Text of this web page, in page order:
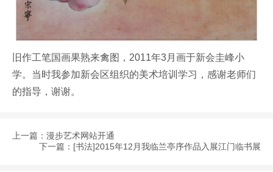
旧作工笔国画果熟来禽图，2011年3月画于新会圭峰小
学。当时我参加新会区组织的美术培训学习，感谢老师们
的指导，谢谢。
上一篇： 漫步艺术网站开通
下一篇： [书法]2015年12月我临兰亭序作品入展江门临书展